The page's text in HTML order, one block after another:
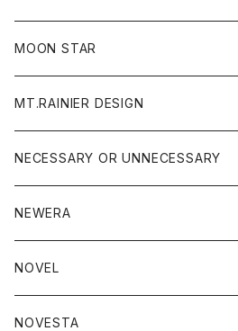
フリース
ジャケット
ニット
パンツ
帽子
MOON STAR
MT.RAINIER DESIGN
アウター
コート
ジャケット
アクセサリー
バッグ
グッズ
ウォレット
トップス
NECESSARY OR UNNECESSARY
アウター
コート
ジャケット
アクセサリー
バッグ
グッズ
NEWERA
帽子
NOVEL
トップス
NOVESTA